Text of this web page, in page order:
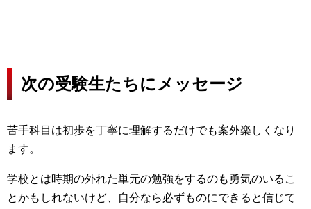
次の受験生たちにメッセージ
苦手科目は初歩を丁寧に理解するだけでも案外楽しくなり
ます。
学校とは時期の外れた単元の勉強をするのも勇気のいるこ
とかもしれないけど、自分なら必ずものにできると信じて